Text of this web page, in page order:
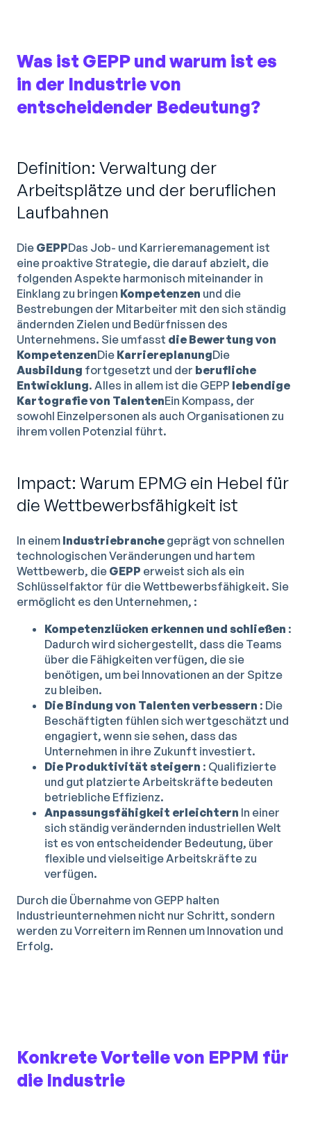
Was ist GEPP und warum ist es
in der Industrie von
entscheidender Bedeutung?
Definition: Verwaltung der
Arbeitsplätze und der beruflichen
Laufbahnen
Die GEPPDas Job- und Karrieremanagement ist
eine proaktive Strategie, die darauf abzielt, die
folgenden Aspekte harmonisch miteinander in
Einklang zu bringen Kompetenzen und die
Bestrebungen der Mitarbeiter mit den sich ständig
ändernden Zielen und Bedürfnissen des
Unternehmens. Sie umfasst die Bewertung von
KompetenzenDie KarriereplanungDie
Ausbildung fortgesetzt und der berufliche
Entwicklung. Alles in allem ist die GEPP lebendige
Kartografie von TalentenEin Kompass, der
sowohl Einzelpersonen als auch Organisationen zu
ihrem vollen Potenzial führt.
Impact: Warum EPMG ein Hebel für
die Wettbewerbsfähigkeit ist
In einem Industriebranche geprägt von schnellen
technologischen Veränderungen und hartem
Wettbewerb, die GEPP erweist sich als ein
Schlüsselfaktor für die Wettbewerbsfähigkeit. Sie
ermöglicht es den Unternehmen, :
Kompetenzlücken erkennen und schließen :
Dadurch wird sichergestellt, dass die Teams
über die Fähigkeiten verfügen, die sie
benötigen, um bei Innovationen an der Spitze
zu bleiben.
Die Bindung von Talenten verbessern : Die
Beschäftigten fühlen sich wertgeschätzt und
engagiert, wenn sie sehen, dass das
Unternehmen in ihre Zukunft investiert.
Die Produktivität steigern : Qualifizierte
und gut platzierte Arbeitskräfte bedeuten
betriebliche Effizienz.
Anpassungsfähigkeit erleichtern In einer
sich ständig verändernden industriellen Welt
ist es von entscheidender Bedeutung, über
flexible und vielseitige Arbeitskräfte zu
verfügen.
Durch die Übernahme von GEPP halten
Industrieunternehmen nicht nur Schritt, sondern
werden zu Vorreitern im Rennen um Innovation und
Erfolg.
Konkrete Vorteile von EPPM für
die Industrie